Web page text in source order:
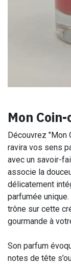
Mon
Découvrez "Mon
ravira vos sens
avec un savoir-
associe la
délicatement
parfumée
trône sur cette
gourmande à
Son parfum
notes de tête